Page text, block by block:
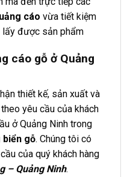
cáo vừa tiết kiệm
lấy được sản phẩm
cáo gỗ ở Quảng
thiết kế, sản xuất và
theo yêu cầu của khách
ở Quảng Ninh trong
biển gỗ. Chúng tôi có
của quý khách hàng
– Quảng Ninh.